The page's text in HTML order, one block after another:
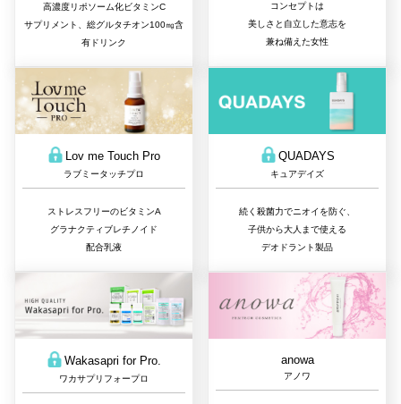
高濃度リポソーム化ビタミンC
サプリメント、総グルタチオン100㎎含
有ドリンク
コンセプトは
美しさと自立した意志を
兼ね備えた女性
Lov me Touch Pro
ラブミータッチプロ
ストレスフリーのビタミンA
グラナクティブレチノイド
配合乳液
QUADAYS
キュアデイズ
続く殺菌力でニオイを防ぐ、
子供から大人まで使える
デオドラント製品
Wakasapri for Pro.
ワカサプリフォープロ
anowa
アノワ